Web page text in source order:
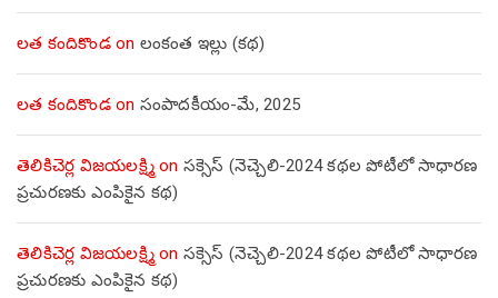
లత కందికొండon లంకంత ఇల్లు (కథ)
లత కందికొండon సంపాదకీయం-మే, 2025
తెలికిచెర్ల విజయలక్ష్మిon సక్సెస్ (నెచ్చెలి-2024 కథల పోటీలో సాధారణ
ప్రచురణకు ఎంపికైన కథ)
తెలికిచెర్ల విజయలక్ష్మిon సక్సెస్ (నెచ్చెలి-2024 కథల పోటీలో సాధారణ
ప్రచురణకు ఎంపికైన కథ)